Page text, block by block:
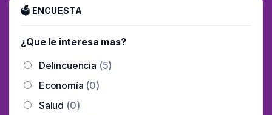
🗳 ENCUESTA
¿Que le interesa mas?
Delincuencia (5)
Economía (0)
Salud (0)